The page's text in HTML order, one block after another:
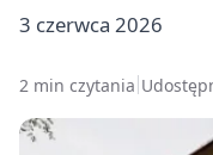
3 czerwca 2026
2 min czytania